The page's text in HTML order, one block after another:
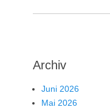
Archiv
Juni 2026
Mai 2026